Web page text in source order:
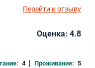
а выслушивать, как
Перейти к отзыву
Оценка: 4.8
4 Проживание: 5